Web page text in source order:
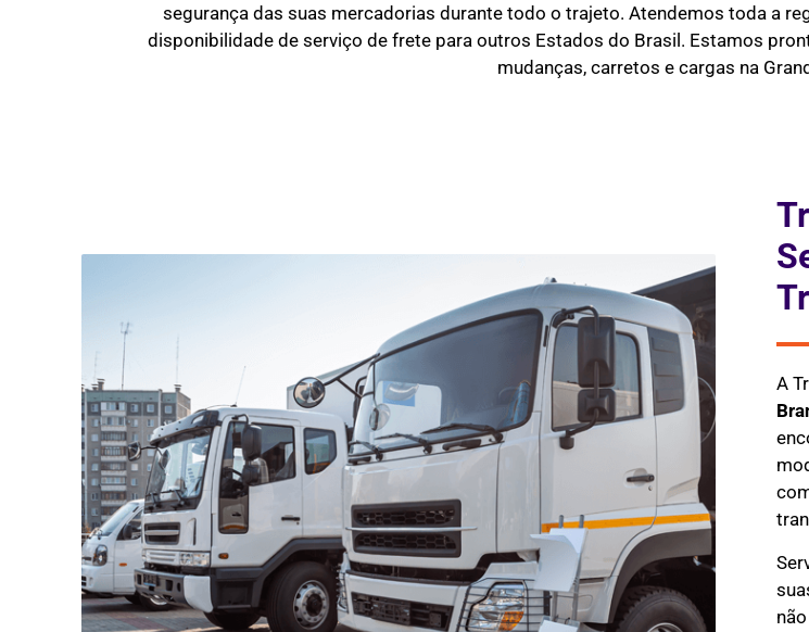
segurança das suas mercadorias durante todo o trajeto. Atendemos toda a
disponibilidade de serviço de frete para outros Estados do Brasil. Estamos
mudanças, carretos e cargas na
A